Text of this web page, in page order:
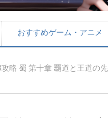
おすすめゲーム・アニメ
略 蜀 第十章 覇道と王道の